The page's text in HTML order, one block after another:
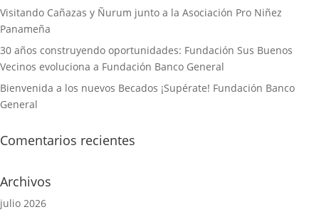
Visitando Cañazas y Ñurum junto a la Asociación Pro Niñez
Panameña
30 años construyendo oportunidades: Fundación Sus Buenos
Vecinos evoluciona a Fundación Banco General
Bienvenida a los nuevos Becados ¡Supérate! Fundación Banco
General
Comentarios recientes
Archivos
julio 2026